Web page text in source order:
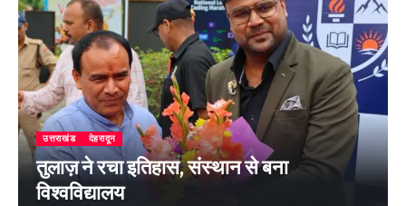
उत्तराखंड देहरादून
तुलाज़ ने रचा इतिहास, संस्थान से बना
विश्वविद्यालय